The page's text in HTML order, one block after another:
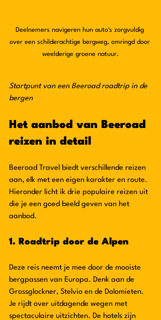
Deelnemers navigeren hun auto's zorgvuldig
over een schilderachtige bergweg, omringd door
weelderige groene natuur.
Startpunt van een Beeroad roadtrip in de
bergen
Het aanbod van Beeroad
reizen in detail
Beeroad Travel biedt verschillende reizen
aan, elk met een eigen karakter en route.
Hieronder licht ik drie populaire reizen uit
die je een goed beeld geven van het
aanbod.
1. Roadtrip door de Alpen
Deze reis neemt je mee door de mooiste
bergpassen van Europa. Denk aan de
Grossglockner, Stelvio en de Dolomieten.
Je rijdt over uitdagende wegen met
spectaculaire uitzichten. De hotels zijn